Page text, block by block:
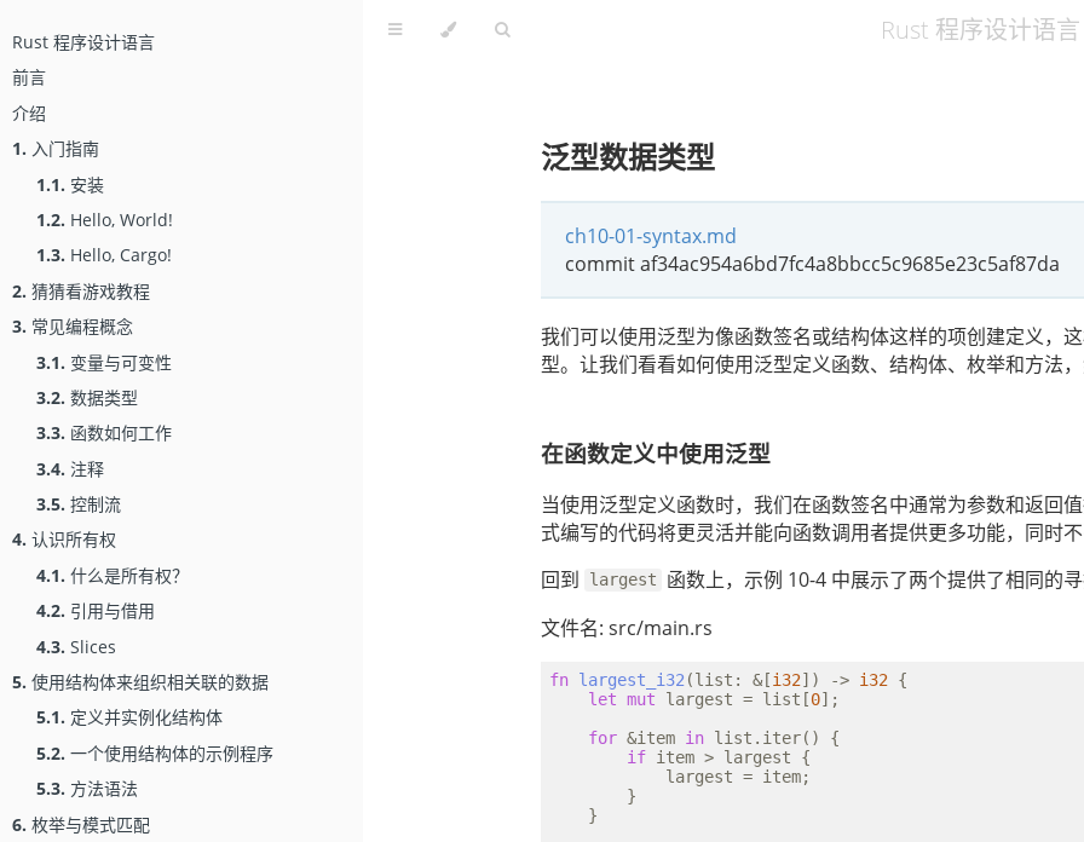
Rust 程序设计语言
前言
介绍
1. 入门指南
1.1. 安装
1.2. Hello, World!
1.3. Hello, Cargo!
2. 猜猜看游戏教程
3. 常见编程概念
3.1. 变量与可变性
3.2. 数据类型
3.3. 函数如何工作
3.4. 注释
3.5. 控制流
4. 认识所有权
4.1. 什么是所有权？
4.2. 引用与借用
4.3. Slices
5. 使用结构体来组织相关联的数据
5.1. 定义并实例化结构体
5.2. 一个使用结构体的示例程序
5.3. 方法语法
6. 枚举与模式匹配
Rust 程序设计语
泛型数据类型
ch10-01-syntax.md
commit af34ac954a6bd7fc4a8bbcc5c9685e23c5af87da
我们可以使用泛型为像函数签名或结构体这样的项创建定义，
型。让我们看看如何使用泛型定义函数、结构体、枚举和方法
在函数定义中使用泛型
当使用泛型定义函数时，我们在函数签名中通常为参数和返回
式编写的代码将更灵活并能向函数调用者提供更多功能，同时不
回到
largest
函数上，示例 10-4 中展示了两个提供了相同的
文件名: src/main.rs
fn largest_i32 (list: &[i32]) -> i32 {
let mut largest = list[0];
for &item in list.iter() {
if item > largest {
            largest = item;
        }
    }